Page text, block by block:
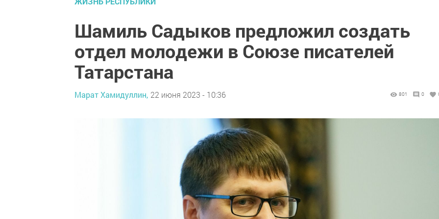
Шамиль Садыков предложил создать
отдел молодежи в Союзе писателей
Татарстана
Марат Хамидуллин, 22 июня 2023 - 10:36 801 0